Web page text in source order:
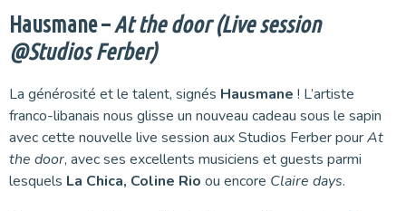
Hausmane –At the door (Live session
@Studios Ferber)
La générosité et le talent, signés Hausmane ! L’artiste
franco-libanais nous glisse un nouveau cadeau sous le sapin
avec cette nouvelle live session aux Studios Ferber pourAt
the door, avec ses excellents musiciens et guests parmi
lesquels La Chica, Coline Rio ou encore Claire days.